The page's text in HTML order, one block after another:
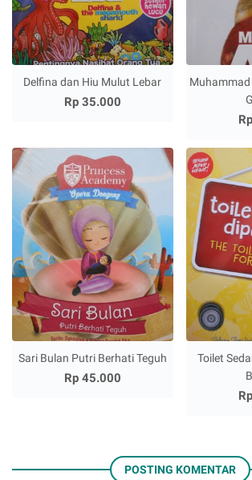
Delfina dan Hiu Mulut Lebar
Rp 35.000
Muhammad
Sari Bulan Putri Berhati Teguh
Rp 45.000
Toilet
POSTING KOMENTAR